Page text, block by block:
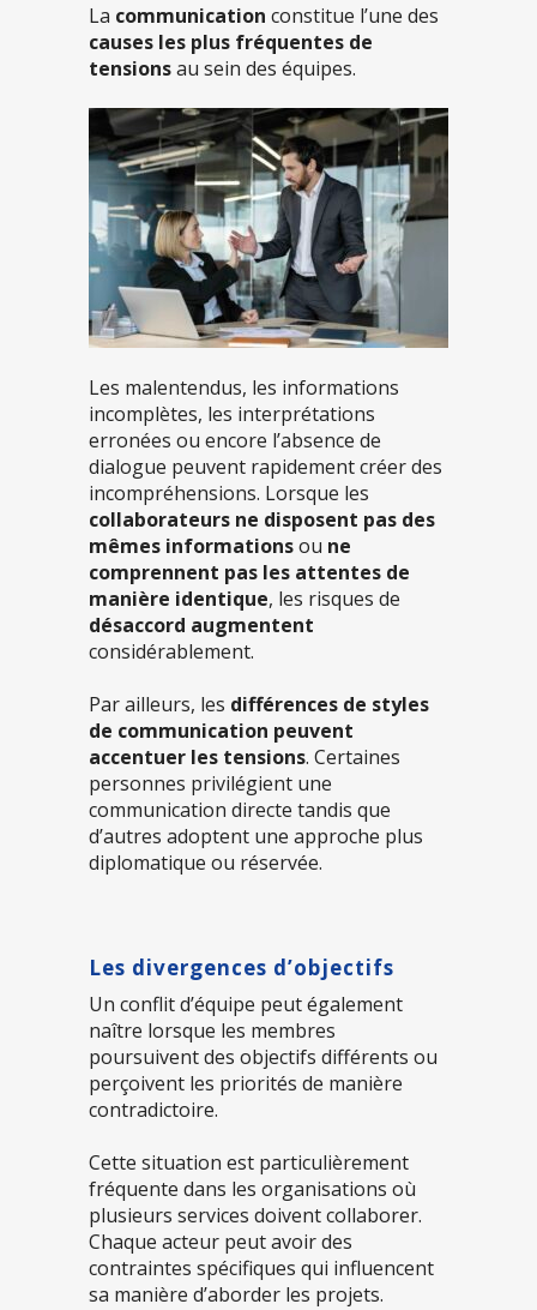
La communication constitue l’une des
causes les plus fréquentes de
tensionsau sein des équipes.
Les malentendus, les informations
incomplètes, les interprétations
erronées ou encore l’absence de
dialogue peuvent rapidement créer des
incompréhensions. Lorsque les
collaborateurs ne disposent pas des
mêmes informationsou ne
comprennent pas les attentes de
manière identique, les risques de
désaccord augmentent
considérablement.
Par ailleurs, les différences de styles
de communication peuvent
accentuer les tensions. Certaines
personnes privilégient une
communication directe tandis que
d’autres adoptent une approche plus
diplomatique ou réservée.
Les divergences d’objectifs
Un conflit d’équipe peut également
naître lorsque les membres
poursuivent des objectifs différents ou
perçoivent les priorités de manière
contradictoire.
Cette situation est particulièrement
fréquente dans les organisations où
plusieurs services doivent collaborer.
Chaque acteur peut avoir des
contraintes spécifiques qui influencent
sa manière d’aborder les projets.